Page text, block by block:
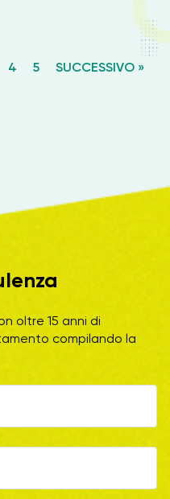
4 5 SUCCESSIVO »
oltre 15 anni di
compilando la